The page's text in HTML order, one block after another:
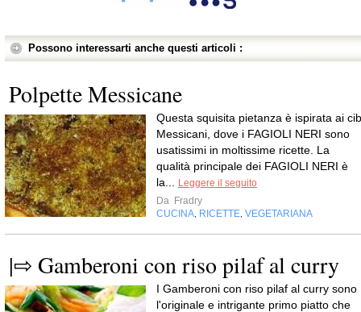
Possono interessarti anche questi articoli :
Polpette Messicane
Questa squisita pietanza è ispirata ai
Messicani, dove i FAGIOLI NERI sono
usatissimi in moltissime ricette. La
qualità principale dei FAGIOLI NERI è
la...
Leggere il seguito
Da Fradry
CUCINA RICETTE VEGETARIANA
|⇨ Gamberoni con riso pilaf al curry
I Gamberoni con riso pilaf al curry sono
l'originale e intrigante primo piatto che